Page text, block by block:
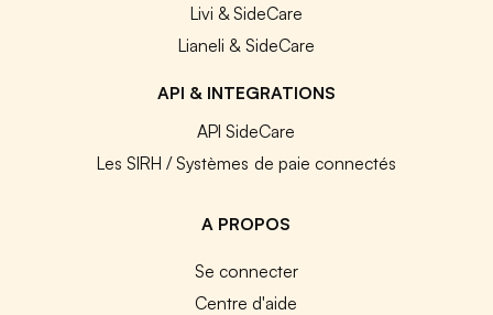
Livi & SideCare
Lianeli & SideCare
API & INTEGRATIONS
API SideCare
Les SIRH / Systèmes de paie connectés
A PROPOS
Se connecter
Centre d'aide